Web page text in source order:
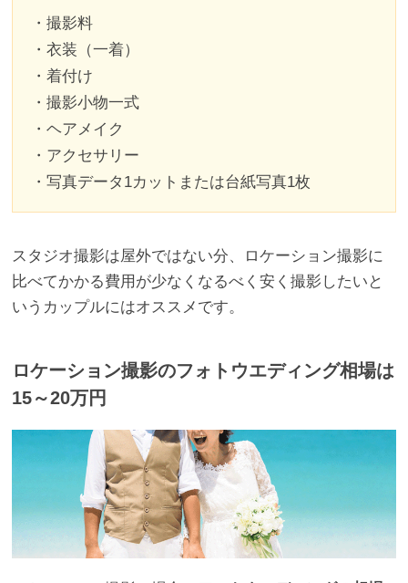
・撮影料
・衣装（一着）
・着付け
・撮影小物一式
・ヘアメイク
・アクセサリー
・写真データ1カットまたは台紙写真1枚
スタジオ撮影は屋外ではない分、ロケーション撮影に
比べてかかる費用が少なくなるべく安く撮影したいと
いうカップルにはオススメです。
ロケーション撮影のフォトウエディング相場は
15～20万円